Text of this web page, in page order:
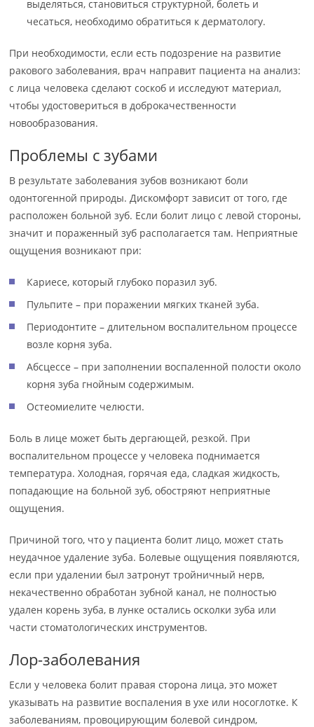
выделяться, становиться структурной, болеть и
чесаться, необходимо обратиться к дерматологу.
При необходимости, если есть подозрение на развитие
ракового заболевания, врач направит пациента на анализ:
с лица человека сделают соскоб и исследуют материал,
чтобы удостовериться в доброкачественности
новообразования.
Проблемы с зубами
В результате заболевания зубов возникают боли
одонтогенной природы. Дискомфорт зависит от того, где
расположен больной зуб. Если болит лицо с левой стороны,
значит и пораженный зуб располагается там. Неприятные
ощущения возникают при:
Кариесе, который глубоко поразил зуб.
Пульпите – при поражении мягких тканей зуба.
Периодонтите – длительном воспалительном процессе
возле корня зуба.
Абсцессе – при заполнении воспаленной полости около
корня зуба гнойным содержимым.
Остеомиелите челюсти.
Боль в лице может быть дергающей, резкой. При
воспалительном процессе у человека поднимается
температура. Холодная, горячая еда, сладкая жидкость,
попадающие на больной зуб, обостряют неприятные
ощущения.
Причиной того, что у пациента болит лицо, может стать
неудачное удаление зуба. Болевые ощущения появляются,
если при удалении был затронут тройничный нерв,
некачественно обработан зубной канал, не полностью
удален корень зуба, в лунке остались осколки зуба или
части стоматологических инструментов.
Лор-заболевания
Если у человека болит правая сторона лица, это может
указывать на развитие воспаления в ухе или носоглотке. К
заболеваниям, провоцирующим болевой синдром,